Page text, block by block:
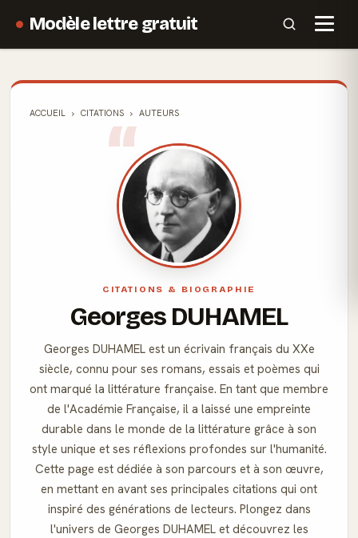
Modèle lettre gratuit
ACCUEIL CITATIONS AUTEURS
CITATIONS & BIOGRAPHIE
Georges DUHAMEL
Georges DUHAMEL est un écrivain français du XXe
siècle, connu pour ses romans, essais et poèmes qui
ont marqué la littérature française. En tant que membre
de l'Académie Française, il a laissé une empreinte
durable dans le monde de la littérature grâce à son
style unique et ses réflexions profondes sur l'humanité.
Cette page est dédiée à son parcours et à son œuvre,
en mettant en avant ses principales citations qui ont
inspiré des générations de lecteurs. Plongez dans
l'univers de Georges DUHAMEL et découvrez les